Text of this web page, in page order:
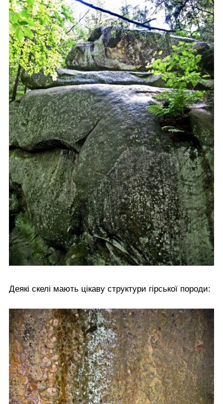
Деякі скелі мають цікаву структури гірської породи: